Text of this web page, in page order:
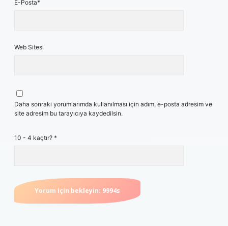
E-Posta*
Web Sitesi
Daha sonraki yorumlarımda kullanılması için adım, e-posta adresim ve
site adresim bu tarayıcıya kaydedilsin.
10 - 4 kaçtır? *